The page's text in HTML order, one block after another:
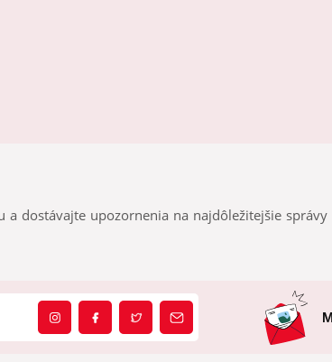
a dostávajte upozornenia na najdôležitejšie správy